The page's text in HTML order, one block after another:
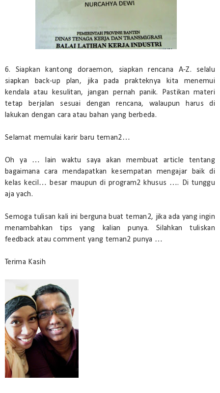
6. Siapkan kantong doraemon, siapkan rencana A-Z. selalu
siapkan back-up plan, jika pada prakteknya kita menemui
kendala atau kesulitan, jangan pernah panik. Pastikan materi
tetap berjalan sesuai dengan rencana, walaupun harus di
lakukan dengan cara atau bahan yang berbeda.
Selamat memulai karir baru teman2…
Oh ya … lain waktu saya akan membuat article tentang
bagaimana cara mendapatkan kesempatan mengajar baik di
kelas kecil… besar maupun di program2 khusus …. Di tunggu
aja yach.
Semoga tulisan kali ini berguna buat teman2, jika ada yang ingin
menambahkan tips yang kalian punya. Silahkan tuliskan
feedback atau comment yang teman2 punya …
Terima Kasih